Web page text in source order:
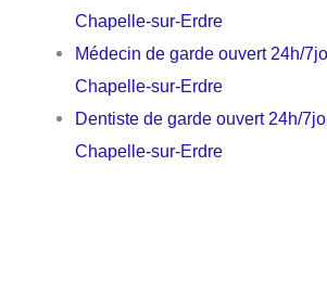
Chapelle-sur-Erdre
Médecin de garde ouvert 24h/
Chapelle-sur-Erdre
Dentiste de garde ouvert 24h/
Chapelle-sur-Erdre